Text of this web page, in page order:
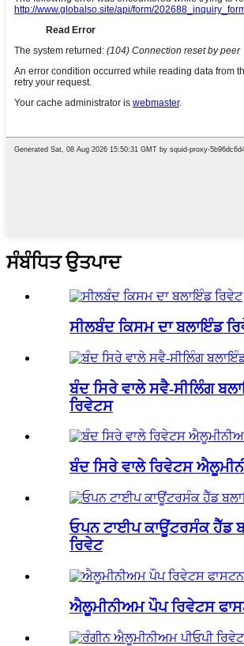
ਸੰਬੰਧਿਤ ਉਤਪਾਦ
ਸੀਲਬੰਦ ਕਿਸਮ ਦਾ ਬਲਾਇੰਡ
ਬੰਦ ਸਿਰੇ ਵਾਲੇ ਸਵੈ-ਸੀਲਿੰਗ
ਰਿਵੇਟਸ
ਬੰਦ ਸਿਰੇ ਵਾਲੇ ਰਿਵੇਟਸ
ਓਪਨ ਟਾਈਪ ਕਾਊਂਟਰਸੰਕ ਹੈੱਡ
ਰਿਵੇਟ
ਐਲੂਮੀਨੀਅਮ ਪੌਪ ਰਿਵੇਟਸ